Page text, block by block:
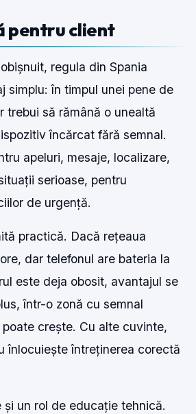
pentru client
regula din Spania
simplu: în timpul unei pene de
trebui să rămână o unealtă
încărcat fără semnal.
apeluri, mesaje, localizare,
serioase, pentru
de urgență.
practică. Dacă rețeaua
dar telefonul are bateria la
este deja obosit, avantajul se
într-o zonă cu semnal
crește. Cu alte cuvinte,
înlocuiește întreținerea corectă
un rol de educație tehnică.